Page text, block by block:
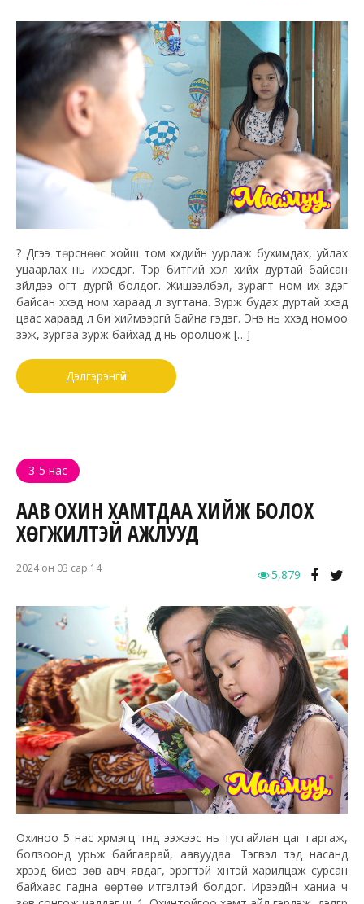
? Дүүгээ төрснөөс хойш том хүүхдийн уурлаж бухимдах, уйлах
уцаарлах нь ихэсдэг. Тэр битгий хэл хийх дуртай байсан
зүйлдээ огт дургүй болдог. Жишээлбэл, зурагт ном их үздэг
байсан хүүхэд ном хараад л зугтана. Зурж будах дуртай хүүхэд
цаас хараад л би хиймээргүй байна гэдэг. Энэ нь хүүхэд номоо
үзэж, зургаа зурж байхад дүү нь оролцож […]
Дэлгэрэнгүй
3-5 нас
ААВ ОХИН ХАМТДАА ХИЙЖ БОЛОХ
ХӨГЖИЛТЭЙ АЖЛУУД
2024 он 03 сар 14 5,879
Охиноо 5 нас хүрмэгц түүнд ээжээс нь тусгайлан цаг гаргаж,
болзоонд урьж байгаарай, аавуудаа. Тэгвэл тэд насанд
хүрээд биеэ зөв авч явдаг, эрэгтэй хүнтэй харилцаж сурсан
байхаас гадна өөртөө итгэлтэй болдог. Ирээдүйн ханиа ч